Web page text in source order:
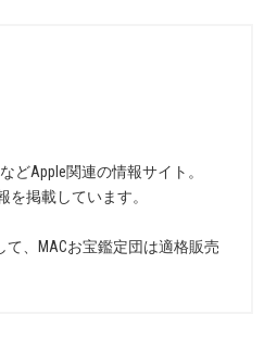
どApple関連の情報サイト。
を掲載しています。
、MACお宝鑑定団は適格販売